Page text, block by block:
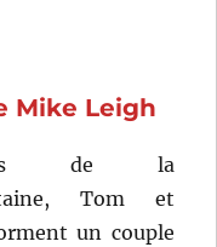
Mike Leigh
de la
Tom et
un couple